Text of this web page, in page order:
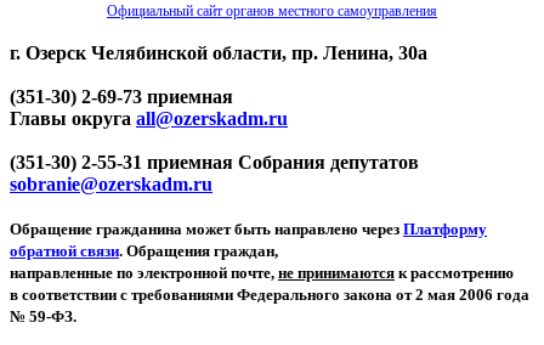
Официальный сайт органов местного самоуправления
г. Озерск Челябинской области, пр. Ленина, 30а
(351-30) 2-69-73 приемная
Главы округа all@ozerskadm.ru
(351-30) 2-55-31 приемная Собрания депутатов
sobranie@ozerskadm.ru
Обращение гражданина может быть направлено через Платформу
обратной связи. Обращения граждан,
направленные по электронной почте, не принимаются к рассмотрению
в соответствии с требованиями Федерального закона от 2 мая 2006 года
№ 59-ФЗ.